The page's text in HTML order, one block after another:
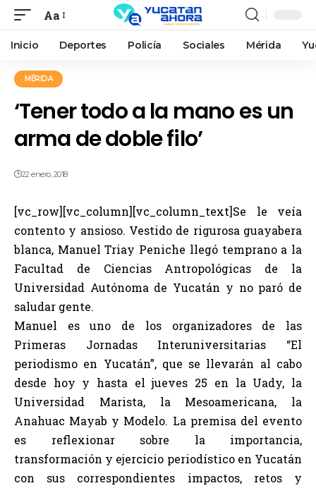
Aa
Inicio Deportes Policía Sociales Mérida
MÉRIDA
‘Tener todo a la mano es un
arma de doble filo’
22 enero, 2018
[vc_row][vc_column][vc_column_text]Se le veía
contento y ansioso. Vestido de rigurosa guayabera
blanca, Manuel Triay Peniche llegó temprano a la
Facultad de Ciencias Antropológicas de la
Universidad Autónoma de Yucatán y no paró de
saludar gente.
Manuel es uno de los organizadores de las
Primeras Jornadas Interuniversitarias “El
periodismo en Yucatán”, que se llevarán al cabo
desde hoy y hasta el jueves 25 en la Uady, la
Universidad Marista, la Mesoamericana, la
Anahuac Mayab y Modelo. La premisa del evento
es reflexionar sobre la importancia,
transformación y ejercicio periodístico en Yucatán
con sus correspondientes impactos, retos y